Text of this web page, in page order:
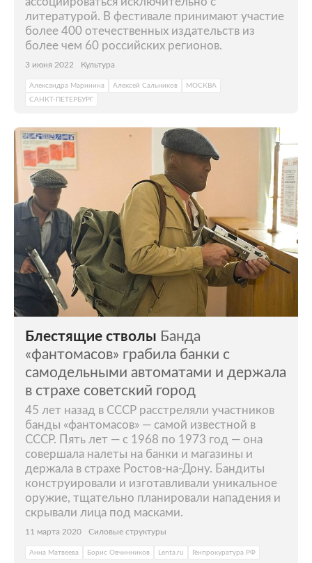
литературой. В фестивале принимают участие
более 400 отечественных издательств из
более чем 60 российских регионов.
3 июня 2022 Культура
Александра Маринина Алексей Сальников
МОСКВА
САНКТ-ПЕТЕРБУРГ
Блестящие стволы Банда
«фантомасов» грабила банки с
самодельными автоматами и держала
в страхе советский город
45 лет назад в СССР расстреляли участников
банды «фантомасов» — самой известной в
СССР. Пять лет — с 1968 по 1973 год — она
совершала налеты на банки и магазины и
держала в страхе Ростов-на-Дону. Бандиты
конструировали и изготавливали уникальное
оружие, тщательно планировали нападения и
скрывали лица под масками.
11 марта 2020 Силовые структуры
Анна Матвеева Борис Овчинников Lenta.ru Генпрокуратура РФ